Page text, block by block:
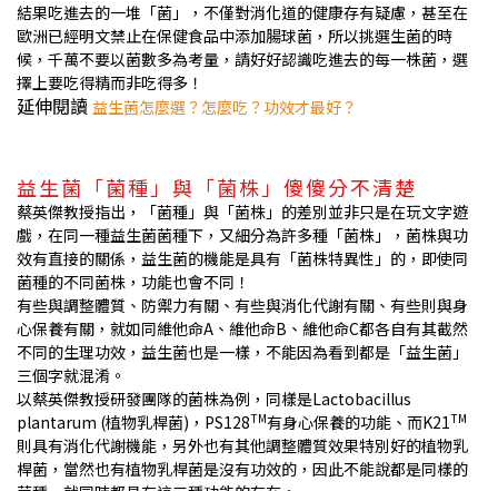
結果吃進去的一堆「菌」，不僅對消化道的健康存有疑慮，甚至在
歐洲已經明文禁止在保健食品中添加腸球菌，所以挑選生菌的時
候，千萬不要以菌數多為考量，請好好認識吃進去的每一株菌，選
擇上要吃得精而非吃得多！
延伸閱讀 益生菌怎麼選？怎麼吃？功效才最好？
益生菌「菌種」與「菌株」傻傻分不清楚
蔡英傑教授指出，「菌種」與「菌株」的差別並非只是在玩文字遊
戲，在同一種益生菌菌種下，又細分為許多種「菌株」，菌株與功
效有直接的關係，益生菌的機能是具有「菌株特異性」的，即使同
菌種的不同菌株，功能也會不同！
有些與調整體質、防禦力有關、有些與消化代謝有關、有些則與身
心保養有關，就如同維他命A、維他命B、維他命C都各自有其截然
不同的生理功效，益生菌也是一樣，不能因為看到都是「益生菌」
三個字就混淆。
以蔡英傑教授研發團隊的菌株為例，同樣是Lactobacillus
plantarum (植物乳桿菌)，PS128TM有身心保養的功能、而K21TM
則具有消化代謝機能，另外也有其他調整體質效果特別好的植物乳
桿菌，當然也有植物乳桿菌是沒有功效的，因此不能說都是同樣的